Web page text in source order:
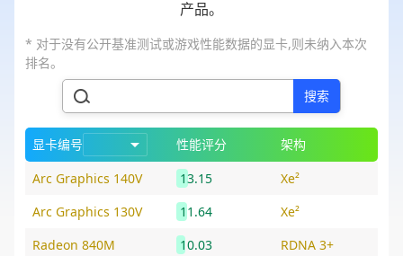
产品。
* 对于没有公开基准测试或游戏性能数据的显卡,则未纳入本次
排名。
搜索
显卡编号 性能评分
架构
Arc Graphics 140V
13.15
Xe²
Arc Graphics 130V
11.64
Xe²
Radeon 840M
10.03
RDNA 3+